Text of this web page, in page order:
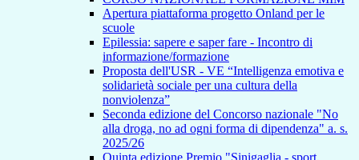
Apertura piattaforma progetto Onland per le
scuole
Epilessia: sapere e saper fare - Incontro di
informazione/formazione
Proposta dell'USR - VE “Intelligenza emotiva e
solidarietà sociale per una cultura della
nonviolenza”
Seconda edizione del Concorso nazionale "No
alla droga, no ad ogni forma di dipendenza" a. s.
2025/26